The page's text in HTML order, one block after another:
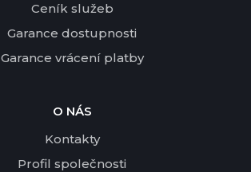
Ceník služeb
Garance dostupnosti
Garance vrácení platby
O NÁS
Kontakty
Profil společnosti